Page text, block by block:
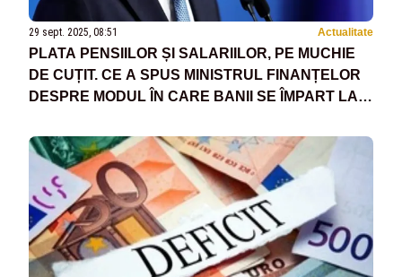
29 sept. 2025, 08:51 Actualitate
PLATA PENSIILOR ȘI SALARIILOR, PE MUCHIE
DE CUȚIT. CE A SPUS MINISTRUL FINANȚELOR
DESPRE MODUL ÎN CARE BANII SE ÎMPART LA